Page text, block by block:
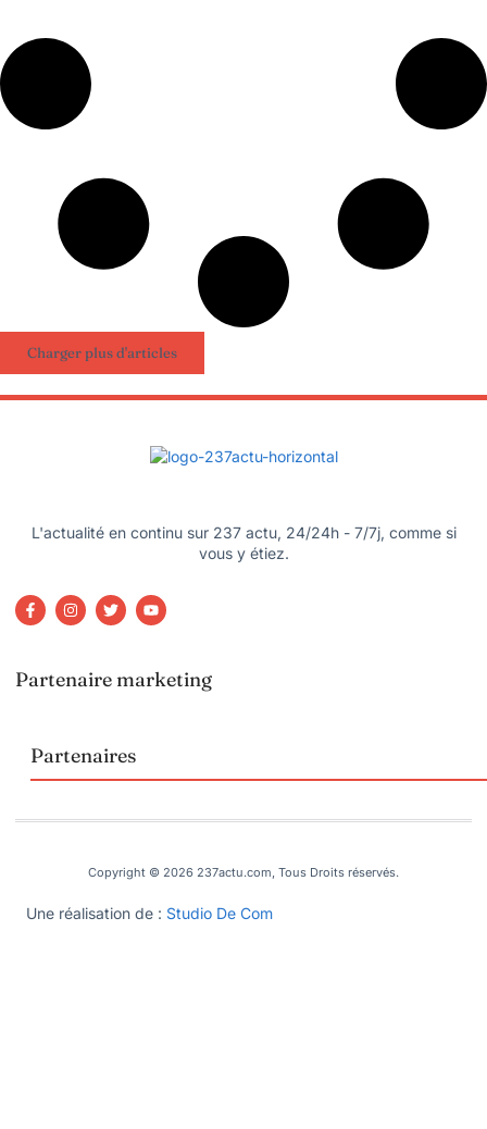
Charger plus d'articles
L'actualité en continu sur 237 actu, 24/24h - 7/7j, comme si
vous y étiez.
Partenaire marketing
Partenaires
Copyright © 2026 237actu.com, Tous Droits réservés.
Une réalisation de : Studio De Com